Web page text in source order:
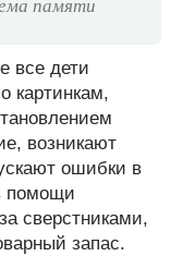
все дети
картинкам,
возникают
ошибки в
помощи
сверстниками,
запас.